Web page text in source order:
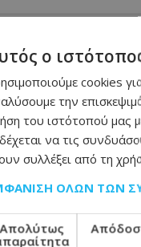
- 23:19
Πρώην
του και τον
επειδή
τη ζωή της
η
που βρέθηκε νεκρή
ο
cookies
την
του ιστότοπού μας
να τις
συλλέξει από τη
ΌΛΩΝ ΤΩΝ
Απολύτως